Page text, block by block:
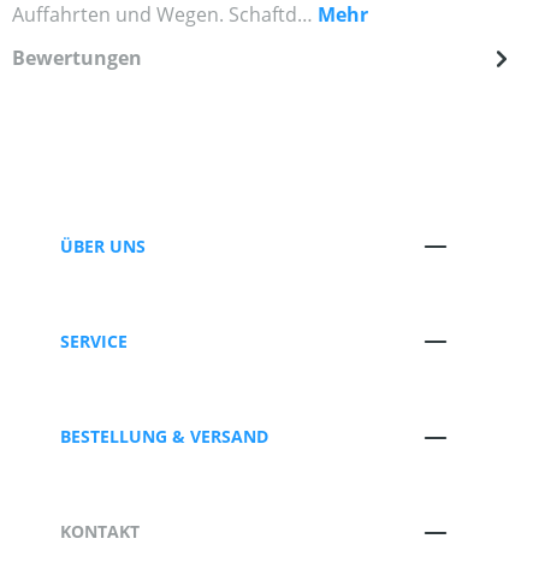
Auffahrten und Wegen. Schaftd… Mehr
Bewertungen
ÜBER UNS
SERVICE
BESTELLUNG & VERSAND
KONTAKT